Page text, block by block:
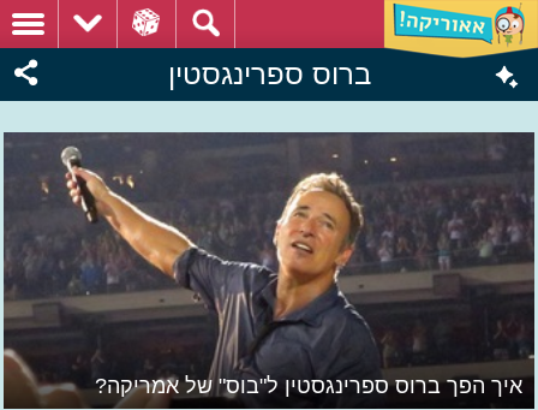
ברוס ספרינגסטין
איך הפך ברוס ספרינגסטין ל"בוס" של אמריקה?